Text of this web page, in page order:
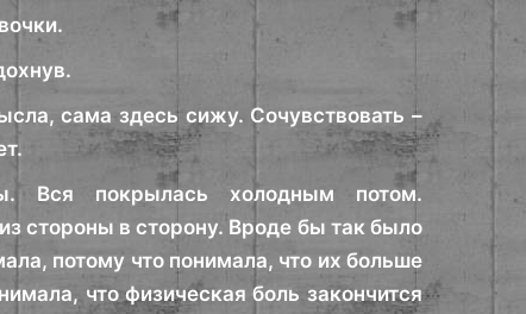
сама здесь сижу. Сочувствовать –
Вся покрылась холодным потом.
стороны в сторону. Вроде бы так было
потому что понимала, что их больше
что физическая боль закончится